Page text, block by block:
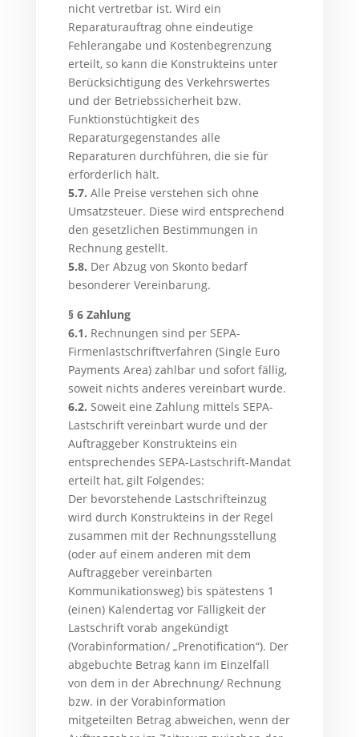
nicht vertretbar ist. Wird ein
Reparaturauftrag ohne eindeutige
Fehlerangabe und Kostenbegrenzung
erteilt, so kann die Konstrukteins unter
Berücksichtigung des Verkehrswertes
und der Betriebssicherheit bzw.
Funktionstüchtigkeit des
Reparaturgegenstandes alle
Reparaturen durchführen, die sie für
erforderlich hält.
5.7. Alle Preise verstehen sich ohne
Umsatzsteuer. Diese wird entsprechend
den gesetzlichen Bestimmungen in
Rechnung gestellt.
5.8. Der Abzug von Skonto bedarf
besonderer Vereinbarung.
§ 6 Zahlung
6.1. Rechnungen sind per SEPA-
Firmenlastschriftverfahren (Single Euro
Payments Area) zahlbar und sofort fällig,
soweit nichts anderes vereinbart wurde.
6.2. Soweit eine Zahlung mittels SEPA-
Lastschrift vereinbart wurde und der
Auftraggeber Konstrukteins ein
entsprechendes SEPA-Lastschrift-Mandat
erteilt hat, gilt Folgendes:
Der bevorstehende Lastschrifteinzug
wird durch Konstrukteins in der Regel
zusammen mit der Rechnungsstellung
(oder auf einem anderen mit dem
Auftraggeber vereinbarten
Kommunikationsweg) bis spätestens 1
(einen) Kalendertag vor Fälligkeit der
Lastschrift vorab angekündigt
(Vorabinformation/ „Prenotification“). Der
abgebuchte Betrag kann im Einzelfall
von dem in der Abrechnung/ Rechnung
bzw. in der Vorabinformation
mitgeteilten Betrag abweichen, wenn der